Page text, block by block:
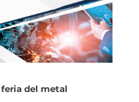
feria del metal